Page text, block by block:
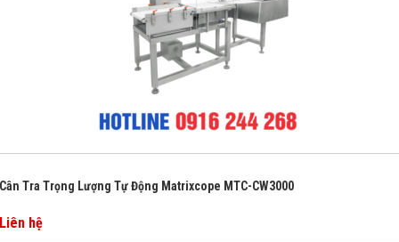
Tra Trọng Lượng Tự Động Matrixcope MTC-CW3000
hệ